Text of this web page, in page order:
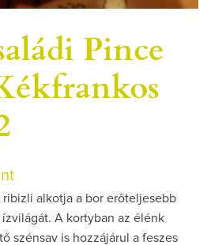
Pince
ribizli alkotja a bor erőteljesebb
A kortyban az élénk
szénsav is hozzájárul a feszes